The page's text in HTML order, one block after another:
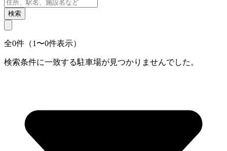
検索
全0件（1〜0件表示）
検索条件に一致する駐車場が見つかりませんでした。